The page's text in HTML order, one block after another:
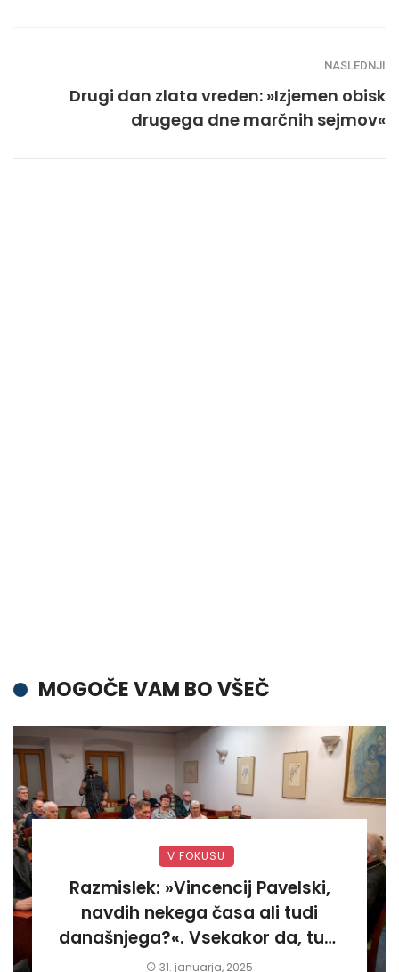
NASLEDNJI
Drugi dan zlata vreden: »Izjemen obisk
drugega dne marčnih sejmov«
MOGOČE VAM BO VŠEČ
V FOKUSU
Razmislek: »Vincencij Pavelski,
navdih nekega časa ali tudi
današnjega?«. Vsekakor da, tudi
današnjega«
31. januarja, 2025